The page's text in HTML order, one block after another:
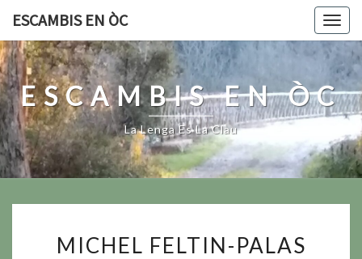
content
ESCAMBIS EN ÒC
ESCAMBIS EN ÒC
La Lenga Es La Clau
FELTIN-
MICHEL FELTIN-PALAS